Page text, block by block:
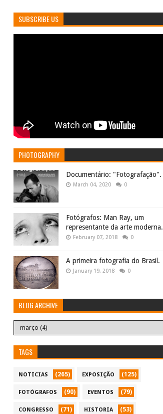
SUBSCRIBE US
PHOTOGRAPHY
Documentário: "Fotografação".
March 04, 2020 0
Fotógrafos: Man Ray, um
representante da arte moderna.
February 07, 2018 0
A primeira fotografia do Brasil.
January 19, 2018 0
BLOG ARCHIVE
TAGS
NOTICIAS (265) EXPOSIÇÃO (125)
FOTÓGRAFOS (90) EVENTOS (79)
CONGRESSO (71) HISTORIA (53)